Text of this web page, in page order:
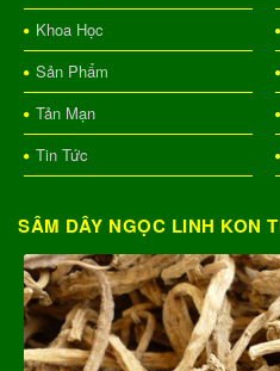
Khoa Học
Sản Phẩm
Tản Mạn
Tin Tức
SÂM DÂY NGỌC LINH KON